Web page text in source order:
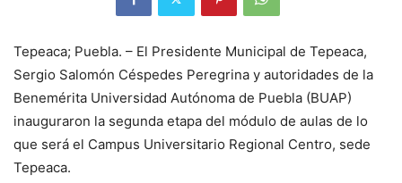
Tepeaca; Puebla. – El Presidente Municipal de Tepeaca,
Sergio Salomón Céspedes Peregrina y autoridades de la
Benemérita Universidad Autónoma de Puebla (BUAP)
inauguraron la segunda etapa del módulo de aulas de lo
que será el Campus Universitario Regional Centro, sede
Tepeaca.